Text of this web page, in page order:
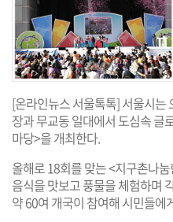
[온라인뉴스 서울톡톡] 서울시는
장과 무교동 일대에서 도심속 글
마당>을 개최한다.
올해로 18회를 맞는 <지구촌나
음식을 맛보고 풍물을 체험하며
약 60여 개국이 참여해 시민들에